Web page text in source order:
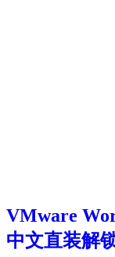
VMware
中文直装解